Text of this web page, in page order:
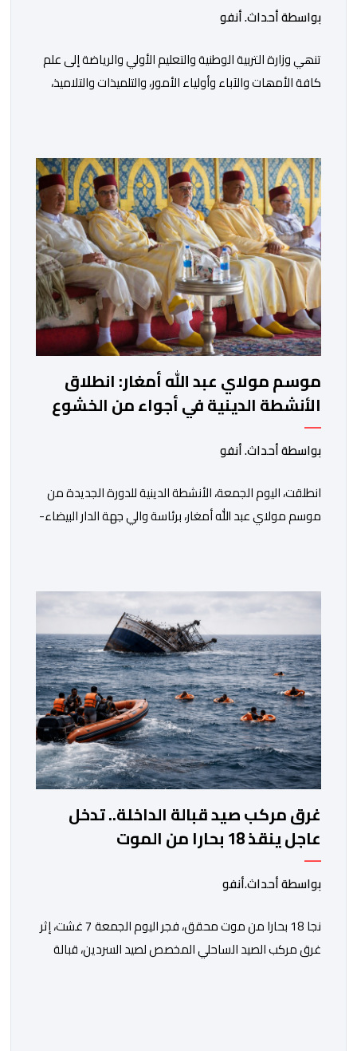
بواسطة أحداث. أنفو
تنھي وزارة التربیة الوطنیة والتعلیم الأولي والریاضة إلى علم
كافة الأمھات والآباء وأولیاء الأمور، والتلمیذات والتلامیذ،
المحدد سلفا طبقا لمقتضیات المقرر الوزاري رقم 047.26
الصادر بتاریخ 3 یولیوز 2026 بشأن تنظیم السنة الدراسیة.
وأوضحت الوزارة، في بلاغ، أن أطر […]
موسم مولاي عبد الله أمغار: انطلاق
الأنشطة الدينية في أجواء من الخشوع
الروحي
بواسطة أحداث. أنفو
انطلقت، اليوم الجمعة، الأنشطة الدينية للدورة الجديدة من
موسم مولاي عبد الله أمغار، برئاسة والي جهة الدار البيضاء-
المحلي للجديدة، وذلك بحضور شخصيات مدنية وعسكرية
ودينية. وجرت مراسيم افتتاح فعاليات الموسم بالخيمة
الرسمية، حيث أُلقيت كلمات كل من رئيس المجلس […]
غرق مركب صيد قبالة الداخلة.. تدخل
عاجل ينقذ 18 بحارا من الموت
بواسطة أحداث.أنفو
نجا 18 بحارا من موت محقق، فجر اليوم الجمعة 7 غشت، إثر
غرق مركب الصيد الساحلي المخصص لصيد السردين، قبالة